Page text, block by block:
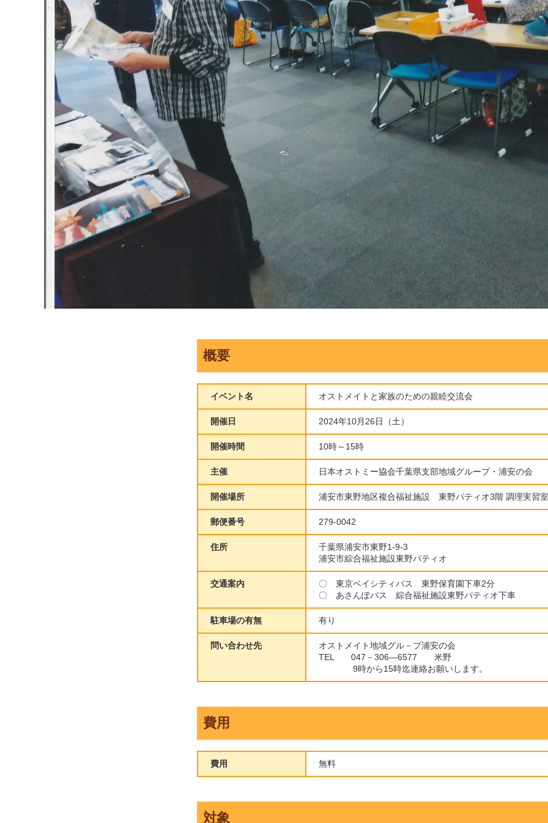
概要
イベント名 オストメイトと家族のための親睦交流会
開催日 2024年10月26日（土）
開催時間 10時～15時
主催 日本オストミー協会千葉県支部地域グループ・浦安の会
開催場所 浦安市東野地区複合福祉施設 東野パティオ3階 調理実習室
郵便番号 279-0042
住所
千葉県浦安市東野1-9-3
浦安市綜合福祉施設東野パティオ
交通案内
〇 東京ベイシティバス 東野保育園下車2分
〇 あさんぽバス 綜合福祉施設東野パティオ下車
駐車場の有無 有り
問い合わせ先
オストメイト地域グル－プ浦安の会
TEL 047－306―6577 米野
9時から15時迄連絡お願いします。
費用
費用 無料
対象